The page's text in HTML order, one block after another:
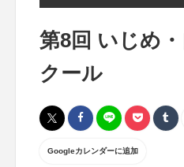
第8回 いじめ
クール
Googleカレンダーに追加